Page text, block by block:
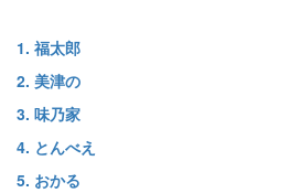
1. 福太郎
2. 美津の
3. 味乃家
4. とんべえ
5. おかる